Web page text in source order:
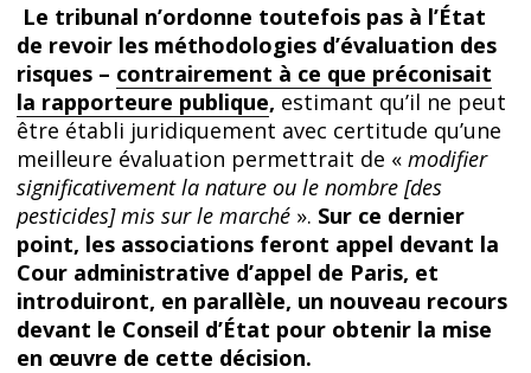
Le tribunal n’ordonne toutefois pas à l’État
de revoir les méthodologies d’évaluation des
risques – contrairement à ce que préconisait
la rapporteure publique, estimant qu’il ne peut
être établi juridiquement avec certitude qu’une
meilleure évaluation permettrait de « modifier
significativement la nature ou le nombre [des
pesticides] mis sur le marché ». Sur ce dernier
point, les associations feront appel devant la
Cour administrative d’appel de Paris, et
introduiront, en parallèle, un nouveau recours
devant le Conseil d’État pour obtenir la mise
en œuvre de cette décision.